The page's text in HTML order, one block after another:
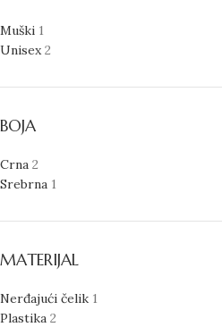
Muški 1
Unisex 2
BOJA
Crna 2
Srebrna 1
MATERIJAL
Nerđajući čelik 1
Plastika 2